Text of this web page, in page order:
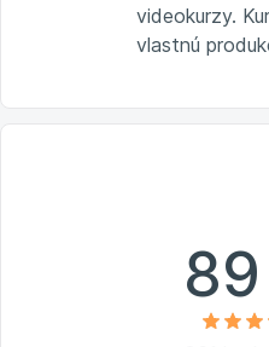
videokurzy.
vlastnú
89